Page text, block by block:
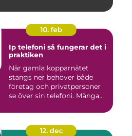
10. feb
Ip telefoni så fungerar det i
praktiken
När gamla kopparnätet
stängs ner behöver både
företag och privatpersoner
se över sin telefoni. Många...
12. dec